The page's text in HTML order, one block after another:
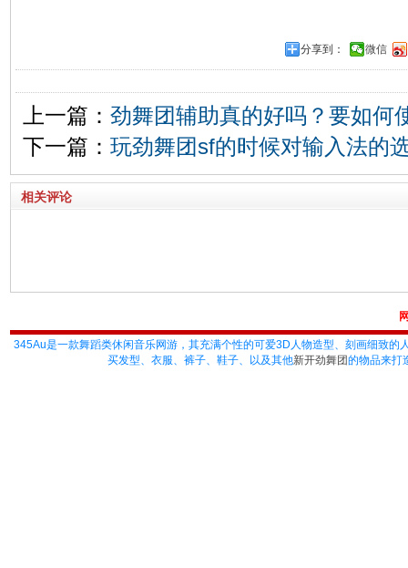
分享到： 微信
上一篇： 劲舞团辅助真的好吗？要如何
下一篇： 玩劲舞团sf的时候对输入法的
相关评论
345Au是一款舞蹈类休闲音乐网游，其充满个性的可爱3D人物造型、刻画细致
买发型、衣服、裤子、鞋子、以及其他新开劲舞团的物品来打